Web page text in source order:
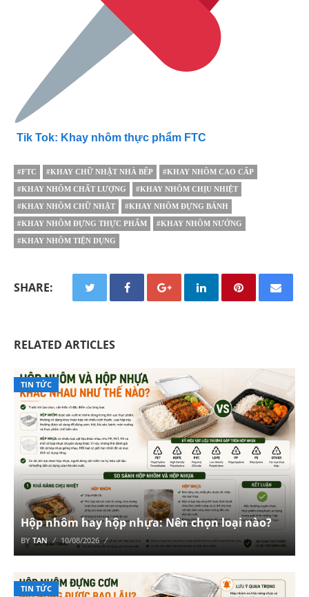
Tik Tok: Khay nhôm thực phẩm FTC
#FTC #KHAY CHỮ NHẬT NHÀ BẾP #KHAY NHÔM CAO CẤP
#KHAY NHÔM CHẤT LƯỢNG #KHAY NHÔM CHỊU NHIỆT
#KHAY NHÔM CHỮ NHẬT #KHAY NHÔM ĐỰNG BÁNH
#KHAY NHÔM ĐỰNG THỰC PHẨM #KHAY NHÔM NƯỚNG
#KHAY NHÔM TIỆN DỤNG
SHARE:
RELATED ARTICLES
TIN TỨC
Hộp nhôm hay hộp nhựa: Nên chọn loại nào?
BY TAN 10/08/2026
TIN TỨC